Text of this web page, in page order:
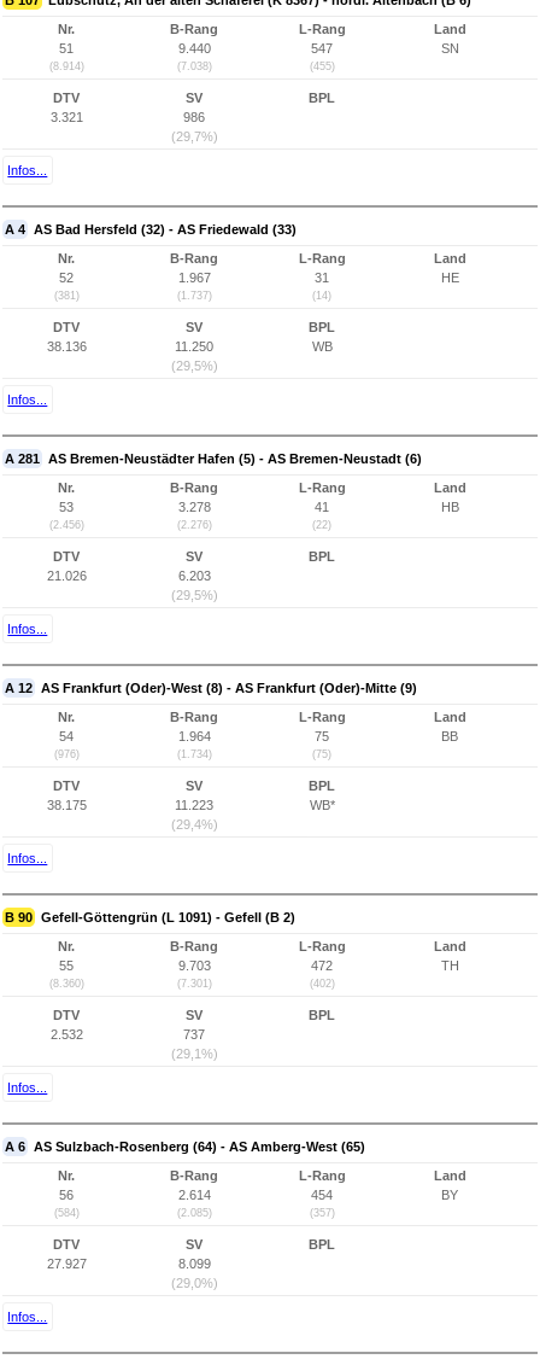
Nr.
51
(8.914)
B-Rang
9.440
(7.038)
L-Rang
547
(455)
Land
SN
DTV
3.321
SV
986
(29,7%)
BPL
Infos...
A 4 AS Bad Hersfeld (32) - AS Friedewald (33)
Nr.
52
(381)
B-Rang
1.967
(1.737)
L-Rang
31
(14)
Land
HE
DTV
38.136
SV
11.250
(29,5%)
BPL
WB
Infos...
A 281 AS Bremen-Neustädter Hafen (5) - AS Bremen-Neustadt (6)
Nr.
53
(2.456)
B-Rang
3.278
(2.276)
L-Rang
41
(22)
Land
HB
DTV
21.026
SV
6.203
(29,5%)
BPL
Infos...
A 12 AS Frankfurt (Oder)-West (8) - AS Frankfurt (Oder)-Mitte (9)
Nr.
54
(976)
B-Rang
1.964
(1.734)
L-Rang
75
(75)
Land
BB
DTV
38.175
SV
11.223
(29,4%)
BPL
WB*
Infos...
B 90 Gefell-Göttengrün (L 1091) - Gefell (B 2)
Nr.
55
(8.360)
B-Rang
9.703
(7.301)
L-Rang
472
(402)
Land
TH
DTV
2.532
SV
737
(29,1%)
BPL
Infos...
A 6 AS Sulzbach-Rosenberg (64) - AS Amberg-West (65)
Nr.
56
(584)
B-Rang
2.614
(2.085)
L-Rang
454
(357)
Land
BY
DTV
27.927
SV
8.099
(29,0%)
BPL
Infos...